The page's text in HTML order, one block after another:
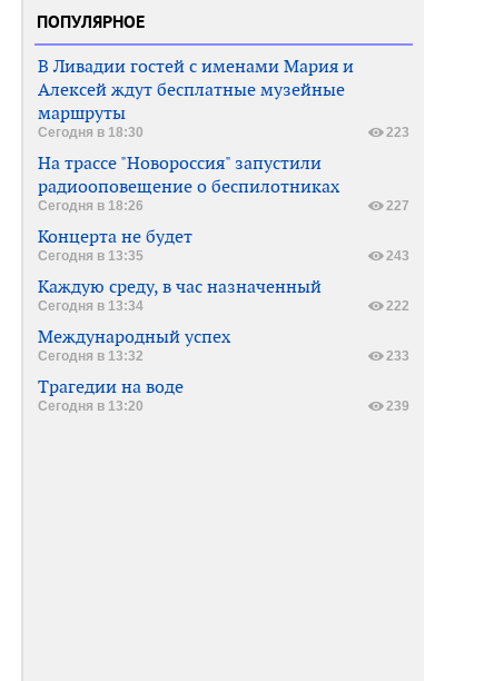
ПОПУЛЯРНОЕ
В Ливадии гостей с именами Мария и
Алексей ждут бесплатные музейные
маршруты
Сегодня в 18:30 223
На трассе "Новороссия" запустили
радиооповещение о беспилотниках
Сегодня в 18:26 227
Концерта не будет
Сегодня в 13:35 243
Каждую среду, в час назначенный
Сегодня в 13:34 222
Международный успех
Сегодня в 13:32 233
Трагедии на воде
Сегодня в 13:20 239